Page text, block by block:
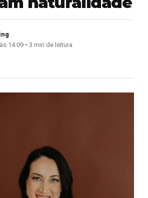
14:09 • 3 min de leitura